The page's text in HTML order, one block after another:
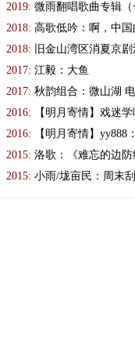
2019: 微雨翻唱歌曲专辑（
2018: 高歌低吟：啊，中国
2018:
旧金山湾区消夏京
2017: 江毅：大鱼
2017: 秋韵组合：微山湖
2016:
【明月寄情】戏迷
2016:
【明月寄情】yy888
2015: 洛歌：《难忘的边
2015: 小雨/垅亩民：周末